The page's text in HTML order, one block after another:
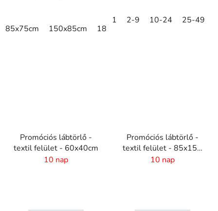
85x75cm 150x85cm 180x115cm
1 2-9 10-24 25-49
Promóciós lábtörlő -
textil felület - 60x40cm
10 nap
Promóciós lábtörlő -
textil felület - 85x150
cm
10 nap